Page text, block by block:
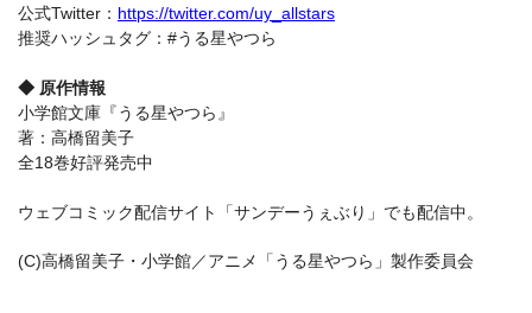
公式Twitter： https://twitter.com/uy_allstars
推奨ハッシュタグ：#うる星やつら
◆ 原作情報
小学館文庫『うる星やつら』
著：高橋留美子
全18巻好評発売中
ウェブコミック配信サイト「サンデーうぇぶり」でも配信中。
(C)高橋留美子・小学館／アニメ「うる星やつら」製作委員会